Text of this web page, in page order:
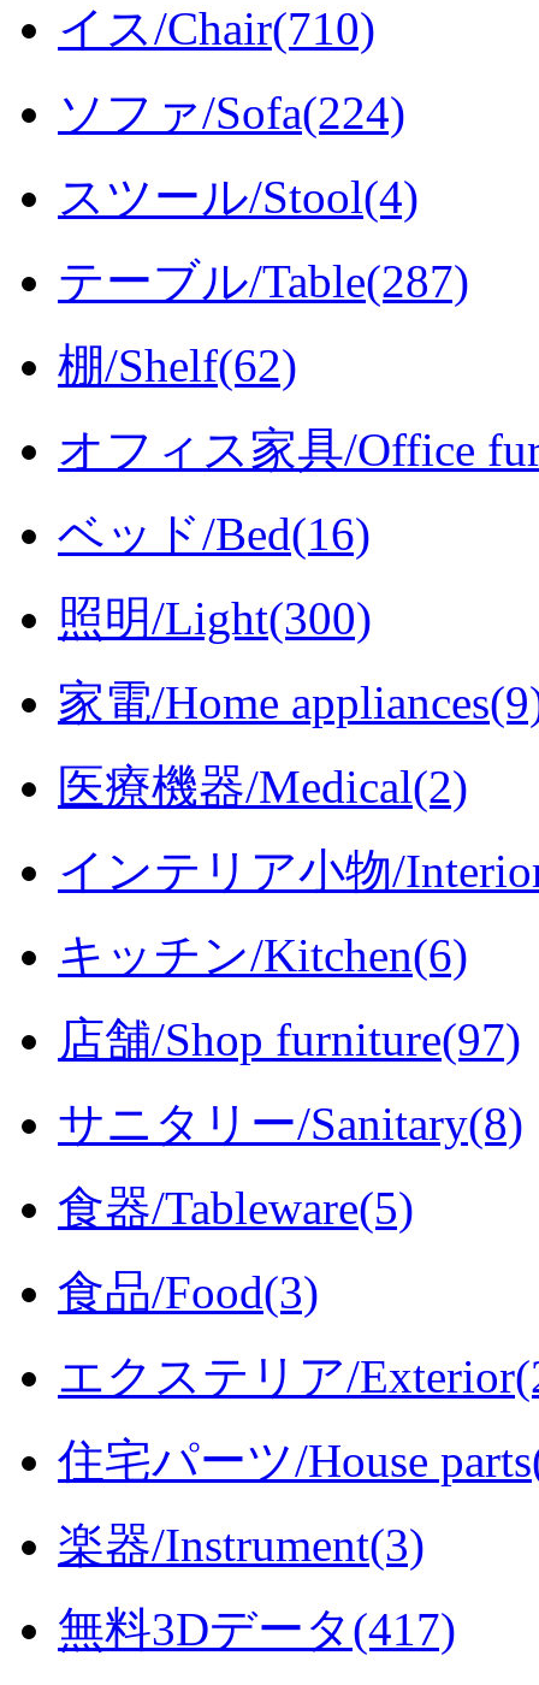
イス/Chair(710)
ソファ/Sofa(224)
スツール/Stool(4)
テーブル/Table(287)
棚/Shelf(62)
オフィス家具/Office
ベッド/Bed(16)
照明/Light(300)
家電/Home
医療機器/Medical(2)
インテリア小物/
キッチン/Kitchen(6)
店舗/Shop furniture(97)
サニタリー/Sanitary(8)
食器/Tableware(5)
食品/Food(3)
エクステリア/
住宅パーツ/House
楽器/Instrument(3)
無料3Dデータ(417)